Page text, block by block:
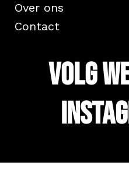
Over ons
Contact
Volg